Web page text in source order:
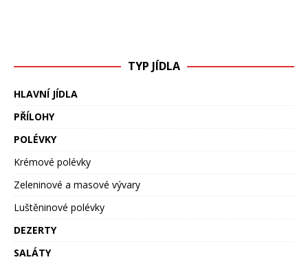
TYP JÍDLA
HLAVNÍ JÍDLA
PŘÍLOHY
POLÉVKY
Krémové polévky
Zeleninové a masové vývary
Luštěninové polévky
DEZERTY
SALÁTY